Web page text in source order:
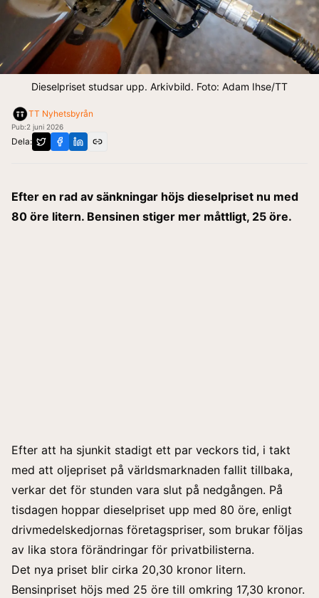
Dieselpriset studsar upp. Arkivbild. Foto: Adam Ihse/TT
TT Nyhetsbyrån
Pub:2 juni 2026
Dela:
Efter en rad av sänkningar höjs dieselpriset nu med
80 öre litern. Bensinen stiger mer måttligt, 25 öre.
Efter att ha sjunkit stadigt ett par veckors tid, i takt
med att oljepriset på världsmarknaden fallit tillbaka,
verkar det för stunden vara slut på nedgången. På
tisdagen hoppar dieselpriset upp med 80 öre, enligt
drivmedelskedjornas företagspriser, som brukar följas
av lika stora förändringar för privatbilisterna.
Det nya priset blir cirka 20,30 kronor litern.
Bensinpriset höjs med 25 öre till omkring 17,30 kronor.